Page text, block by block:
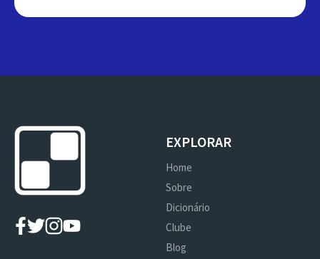
EXPLORAR
Home
Sobre
Dicionário
Clube
Blog